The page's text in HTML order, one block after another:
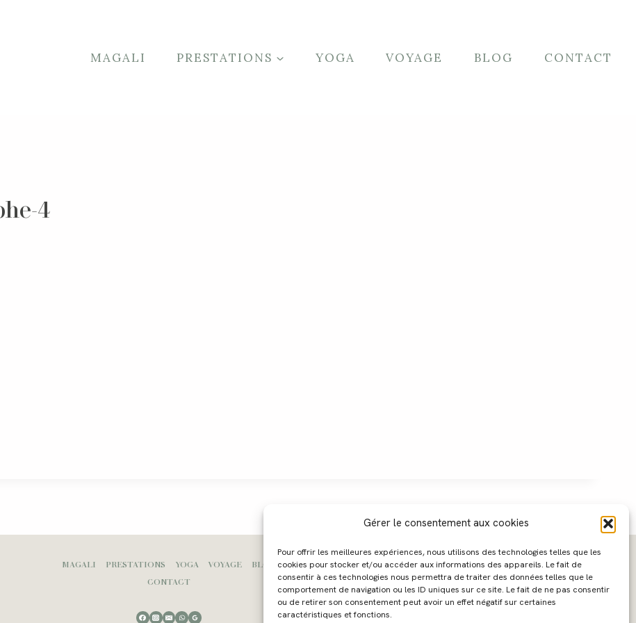
Gérer le consentement aux cookies
Pour offrir les meilleures expériences, nous utilisons des technologies telles que les
cookies pour stocker et/ou accéder aux informations des appareils. Le fait de
consentir à ces technologies nous permettra de traiter des données telles que le
comportement de navigation ou les ID uniques sur ce site. Le fait de ne pas consentir
ou de retirer son consentement peut avoir un effet négatif sur certaines
caractéristiques et fonctions.
MAGALI PRESTATIONS YOGA VOYAGE BLOG CONTACT
4
MAGALI PRESTATIONS YOGA VOYAGE
BLOG
CONTACT